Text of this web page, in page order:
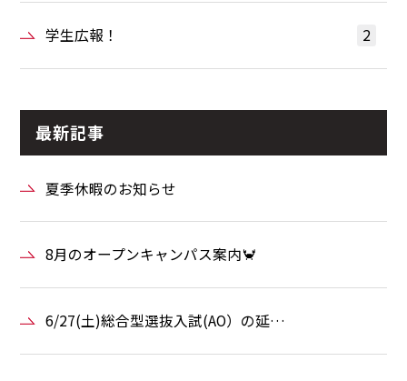
学生広報！ 2
最新記事
夏季休暇のお知らせ
8月のオープンキャンパス案内🦀
6/27(土)総合型選抜入試(AO）の延…